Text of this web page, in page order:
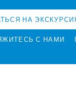
С НАМИ
НА